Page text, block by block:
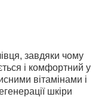
завдяки чому
і комфортний у
вітамінами і
шкіри